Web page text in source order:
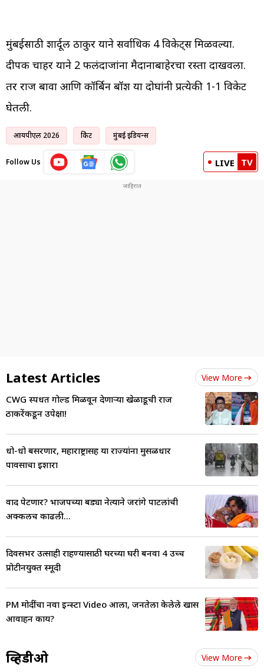
मुंबईसाठी शार्दूल ठाकुर याने सर्वाधिक 4 विकेट्स मिळवल्या.
दीपक चाहर याने 2 फलंदाजांना मैदानाबाहेरचा रस्ता दाखवला.
तर राज बावा आणि कॉर्बिन बॉश या दोघांनी प्रत्येकी 1-1 विकेट
घेतली.
आयपीएल 2026 क्रिकेट मुंबई इंडियन्स
Follow Us LIVE TV
Latest Articles View More
CWG स्पर्धेत गोल्ड मिळवून देणाऱ्या खेळाडूची राज
ठाकरेंकडून उपेक्षा!
धो-धो बसरणार, महाराष्ट्रासह या राज्यांना मुसळधार
पावसाचा इशारा
वाद पेटणार? भाजपच्या बड्या नेत्याने जरांगे पाटलांची
अक्कलच काढली...
दिवसभर उत्साही राहण्यासाठी घरच्या घरी बनवा 4 उच्च
प्रोटीनयुक्त स्मूदी
PM मोदींचा नवा इन्स्टा Video आला, जनतेला केलेले खास
आवाहन काय?
व्हिडीओ View More